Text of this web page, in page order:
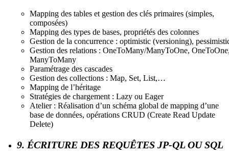
Mapping des tables et gestion des clés primaires (simples,
composées)
Mapping des types de bases, propriétés des colonnes
Gestion de la concurrence : optimistic (versioning),
Gestion des relations : OneToMany/ManyToOne,
ManyToMany
Paramétrage des cascades
Gestion des collections : Map, Set, List,…
Mapping de l’héritage
Stratégies de chargement : Lazy ou Eager
Atelier : Réalisation d’un schéma global de mapping d’une
base de données, opérations CRUD (Create Read Update
Delete)
9. ÉCRITURE DES REQUÊTES JP-QL OU SQL